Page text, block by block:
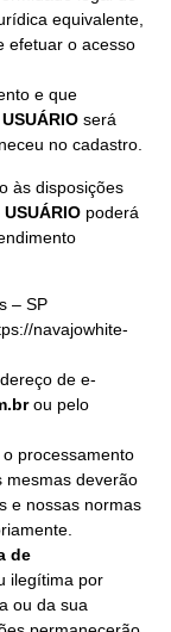
equivalente,
efetuar o acesso
e que
USUÁRIO será
no cadastro.
às disposições
USUÁRIO poderá
– SP
navajowhite-
de e-
ou pelo
processamento
mesmas deverão
e nossas normas
de
ilegítima por
ou da sua